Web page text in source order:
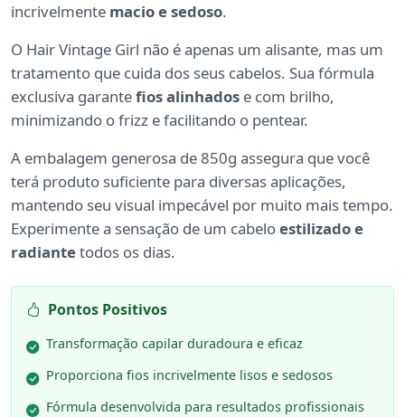
incrivelmente macio e sedoso.
O Hair Vintage Girl não é apenas um alisante, mas um
tratamento que cuida dos seus cabelos. Sua fórmula
exclusiva garantefios alinhados e com brilho,
minimizando o frizz e facilitando o pentear.
A embalagem generosa de 850g assegura que você
terá produto suficiente para diversas aplicações,
mantendo seu visual impecável por muito mais tempo.
Experimente a sensação de um cabeloestilizado e
radiantetodos os dias.
Pontos Positivos
Transformação capilar duradoura e eficaz
Proporciona fios incrivelmente lisos e sedosos
Fórmula desenvolvida para resultados profissionais